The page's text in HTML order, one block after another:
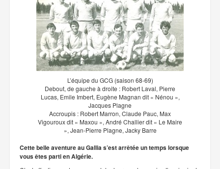
L’équipe du GCG (saison 68-69)
Debout, de gauche à droite : Robert Laval, Pierre
Lucas, Emile Imbert, Eugène Magnan dit « Nénou »,
Jacques Plagne
Accroupis : Robert Marron, Claude Pauc, Max
Vigouroux dit « Maxou », André Challier dit « Le Maire
», Jean-Pierre Plagne, Jacky Barre
Cette belle aventure au Gallia s’est arrêtée un temps lorsque
vous êtes parti en Algérie.